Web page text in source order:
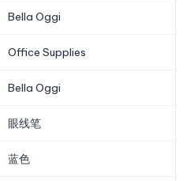
Bella Oggi
Office Supplies
Bella Oggi
眼线笔
蓝色